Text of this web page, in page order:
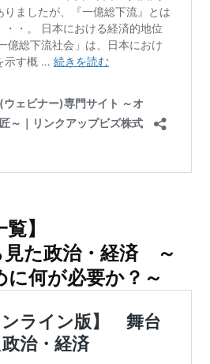
覧】
見た政治・経済 ～
に何が必要か？～